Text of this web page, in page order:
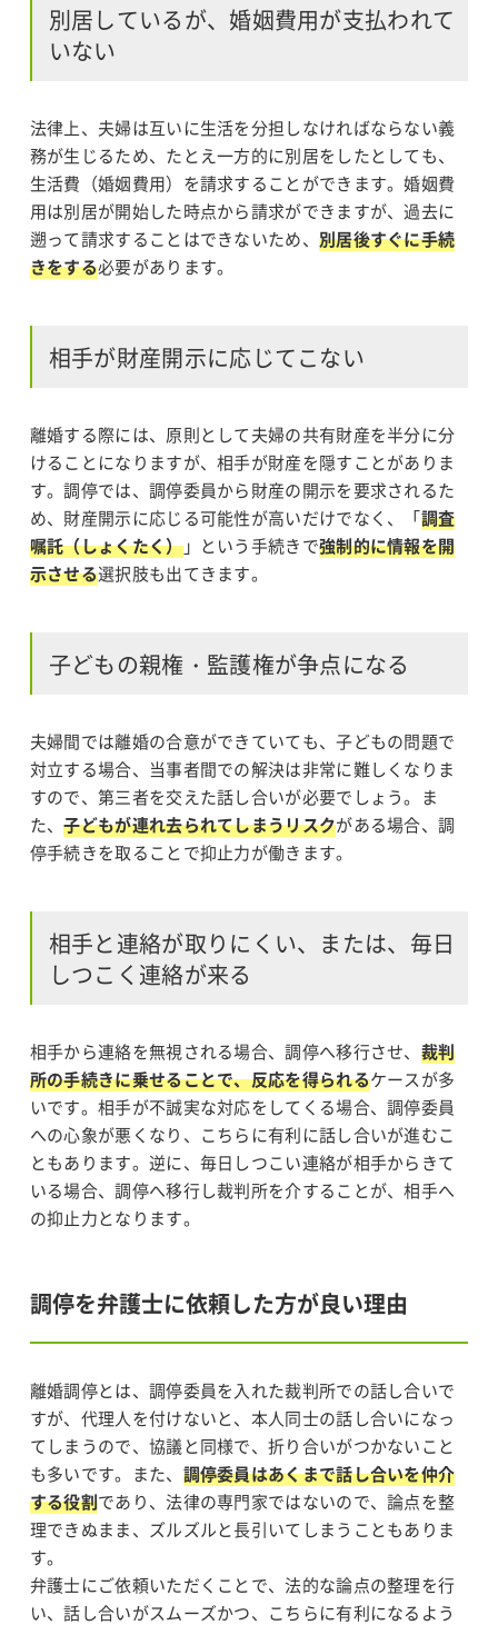
別居しているが、婚姻費用が支払われて
いない
法律上、夫婦は互いに生活を分担しなければならない義
務が生じるため、たとえ一方的に別居をしたとしても、
生活費（婚姻費用）を請求することができます。婚姻費
用は別居が開始した時点から請求ができますが、過去に
遡って請求することはできないため、 別居後すぐに手続
きをする必要があります。
相手が財産開示に応じてこない
離婚する際には、原則として夫婦の共有財産を半分に分
けることになりますが、相手が財産を隠すことがありま
す。調停では、調停委員から財産の開示を要求されるた
め、財産開示に応じる可能性が高いだけでなく、「調査
嘱託（しょくたく）」という手続きで強制的に情報を開
示させる選択肢も出てきます。
子どもの親権・監護権が争点になる
夫婦間では離婚の合意ができていても、子どもの問題で
対立する場合、当事者間での解決は非常に難しくなりま
すので、第三者を交えた話し合いが必要でしょう。ま
た、子どもが連れ去られてしまうリスクがある場合、調
停手続きを取ることで抑止力が働きます。
相手と連絡が取りにくい、または、毎日
しつこく連絡が来る
相手から連絡を無視される場合、調停へ移行させ、 裁判
所の手続きに乗せることで、反応を得られるケースが多
いです。相手が不誠実な対応をしてくる場合、調停委員
への心象が悪くなり、こちらに有利に話し合いが進むこ
ともあります。逆に、毎日しつこい連絡が相手からきて
いる場合、調停へ移行し裁判所を介することが、相手へ
の抑止力となります。
調停を弁護士に依頼した方が良い理由
離婚調停とは、調停委員を入れた裁判所での話し合いで
すが、代理人を付けないと、本人同士の話し合いになっ
てしまうので、協議と同様で、折り合いがつかないこと
も多いです。また、 調停委員はあくまで話し合いを仲介
する役割であり、法律の専門家ではないので、論点を整
理できぬまま、ズルズルと長引いてしまうこともありま
す。
弁護士にご依頼いただくことで、法的な論点の整理を行
い、話し合いがスムーズかつ、こちらに有利になるよう